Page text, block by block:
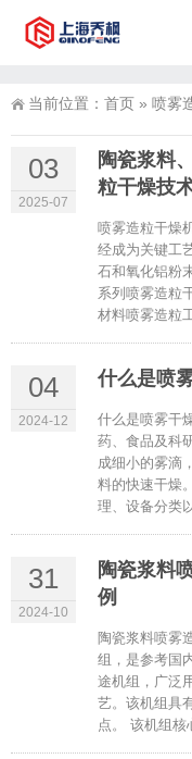
当前位置： 首页 » 喷雾
03
2025-07
陶瓷浆料
粒干燥技
喷雾造粒干燥
经成为关键工
石和氧化铝粉
系列喷雾造粒
材料喷雾造粒
04
2024-12
什么是喷
什么是喷雾干
药、食品及科
成细小的雾滴
料的快速干燥
理、设备分类
31
2024-10
陶瓷浆料
例
陶瓷浆料喷雾
组，是参考国
途机组，广泛
艺。该机组具
点。 该机组核